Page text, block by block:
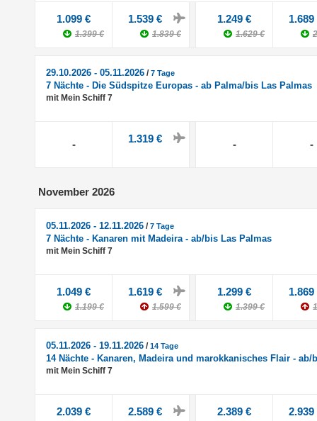
1.099 €
1.399 €
1.539 €
1.839 €
1.249 €
1.629 €
1.689
29.10.2026 - 05.11.2026 /7 Tage
7 Nächte - Die Südspitze Europas - ab Palma/bis Las Palmas
mit Mein Schiff 7
- 1.319 € - -
November 2026
05.11.2026 - 12.11.2026 /7 Tage
7 Nächte - Kanaren mit Madeira - ab/bis Las Palmas
mit Mein Schiff 7
1.049 €
1.199 €
1.619 €
1.599 €
1.299 €
1.399 €
1.869
05.11.2026 - 19.11.2026 /14 Tage
14 Nächte - Kanaren, Madeira und marokkanisches Flair - ab/
mit Mein Schiff 7
2.039 € 2.589 € 2.389 € 2.939